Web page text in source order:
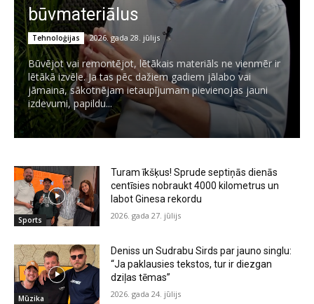
būvmateriālus
Tehnoloģijas 2026. gada 28. jūlijs
Būvējot vai remontējot, lētākais materiāls ne vienmēr ir
lētākā izvēle. Ja tas pēc dažiem gadiem jālabo vai
jāmaina, sākotnējam ietaupījumam pievienojas jauni
izdevumi, papildu...
Sports
Turam īkšķus! Sprude septiņās dienās
centīsies nobraukt 4000 kilometrus un
labot Ginesa rekordu
2026. gada 27. jūlijs
Mūzika
Deniss un Sudrabu Sirds par jauno singlu:
“Ja paklausies tekstos, tur ir diezgan
dziļas tēmas”
2026. gada 24. jūlijs